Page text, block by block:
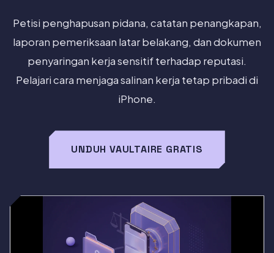
Petisi penghapusan pidana, catatan penangkapan,
laporan pemeriksaan latar belakang, dan dokumen
penyaringan kerja sensitif terhadap reputasi.
Pelajari cara menjaga salinan kerja tetap pribadi di
iPhone.
UNDUH VAULTAIRE GRATIS